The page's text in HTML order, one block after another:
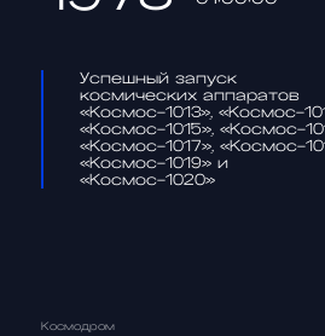
Успешный запуск
космических аппаратов
«Космос-1013», «Космос-
«Космос-1015», «Космос-
«Космос-1017», «Космос-
«Космос-1019» и
«Космос-1020»
Космодром